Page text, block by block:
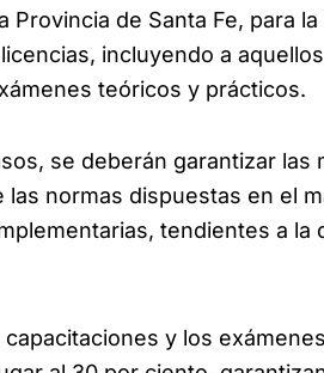
Provincia de Santa Fe, para
incluyendo a
teóricos y prácticos.
se deberán garantizar
las normas dispuestas en el
tendientes a
capacitaciones y los